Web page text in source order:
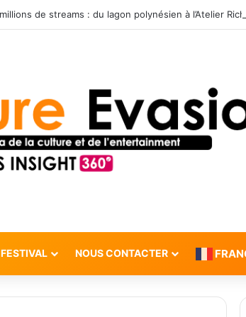
FESTIVAL NOUS CONTACTER